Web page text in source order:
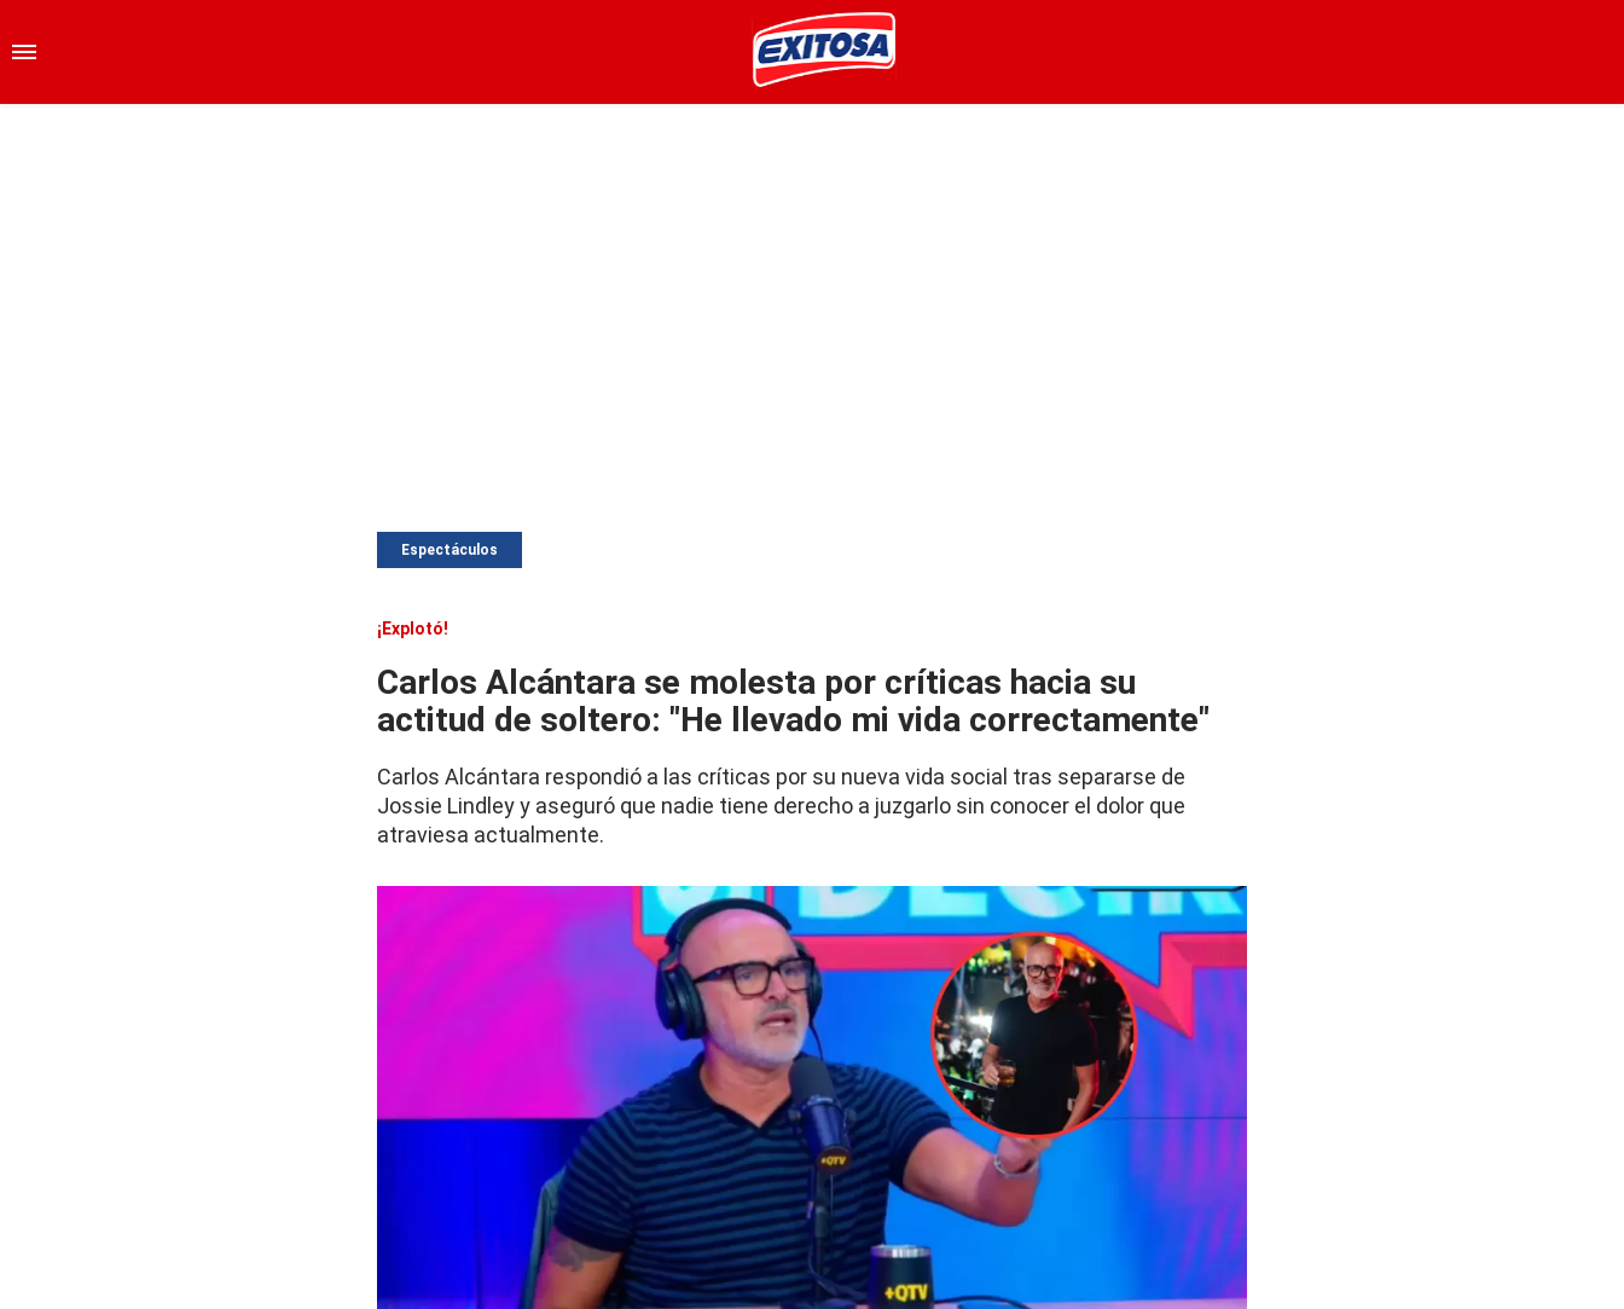
Espectáculos
¡Explotó!
Carlos Alcántara se molesta por críticas hacia su
actitud de soltero: "He llevado mi vida correctamente"
Carlos Alcántara respondió a las críticas por su nueva vida social tras separarse de
Jossie Lindley y aseguró que nadie tiene derecho a juzgarlo sin conocer el dolor que
atraviesa actualmente.